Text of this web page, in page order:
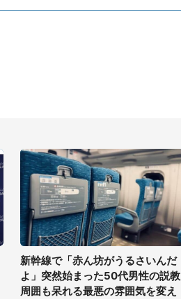
新幹線で「赤ん坊がうるさいんだ
よ」突然始まった50代男性の説教
周囲も呆れる最悪の雰囲気を変え